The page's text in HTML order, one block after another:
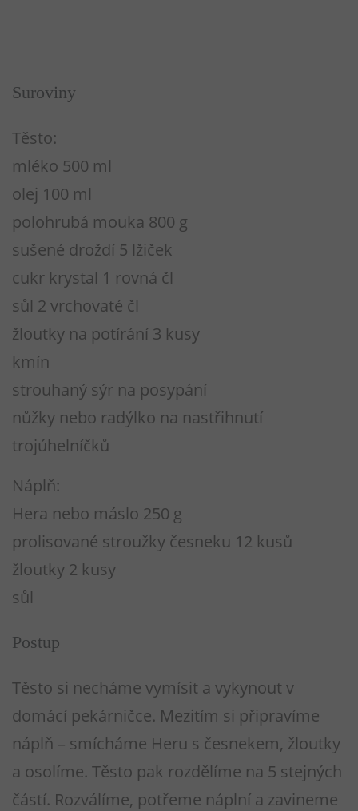
Suroviny
Těsto:
mléko 500 ml
olej 100 ml
polohrubá mouka 800 g
sušené droždí 5 lžiček
cukr krystal 1 rovná čl
sůl 2 vrchovaté čl
žloutky na potírání 3 kusy
kmín
strouhaný sýr na posypání
nůžky nebo radýlko na nastřihnutí
trojúhelníčků
Náplň:
Hera nebo máslo 250 g
prolisované stroužky česneku 12 kusů
žloutky 2 kusy
sůl
Postup
Těsto si necháme vymísit a vykynout v
domácí pekárničce. Mezitím si připravíme
náplň – smícháme Heru s česnekem, žloutky
a osolíme. Těsto pak rozdělíme na 5 stejných
částí. Rozválíme, potřeme náplní a zavineme